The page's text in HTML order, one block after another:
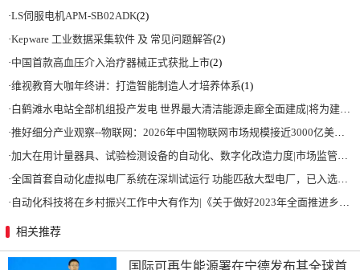
·LS伺服电机APM-SB02ADK(2)
·Kepware 工业数据采集软件 及 常见问题解答(2)
·中国首款高血压介入治疗器械正式获批上市(2)
·维视教育大咖年终讲：打造智能制造人才培养体系(1)
·白鹤滩水电站全部机组投产发电 世界最大清洁能源走廊全面建成|将为建设新型能源体系、保障国家能源安全、实现“双碳”目标提供有力支撑
·推好细分产业观察--物联网：2026年中国物联网市场规模接近3000亿美元 智慧工厂、智慧城市、智慧电网等将占60%以上
·加大在用计量器具、试验检测设备的自动化、数字化改造力度|市场监管总局 工业和信息化部 关于促进企业计量能力提升的指导意见
·全国首套自动化虚拟电厂系统在深圳试运行 功能匹敌大型电厂，已入选国际典型案例
· 自动化科技将在乡村振兴工作中大有作为|《关于做好2023年全面推进乡村振兴重点工作的意见》发布
相关推荐
国际可再生能源署在宁德发布其全球首